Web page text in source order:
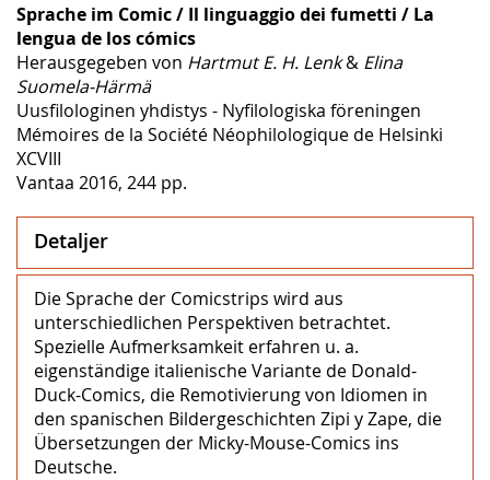
Sprache im Comic / Il linguaggio dei fumetti / La
lengua de los cómics
Herausgegeben von Hartmut E. H. Lenk& Elina
Suomela-Härmä
Uusfilologinen yhdistys - Nyfilologiska föreningen
Mémoires de la Société Néophilologique de Helsinki
XCVIII
Vantaa 2016, 244 pp.
Detaljer
Die Sprache der Comicstrips wird aus
unterschiedlichen Perspektiven betrachtet.
Spezielle Aufmerksamkeit erfahren u. a.
eigenständige italienische Variante de Donald-
Duck-Comics, die Remotivierung von Idiomen in
den spanischen Bildergeschichten Zipi y Zape, die
Übersetzungen der Micky-Mouse-Comics ins
Deutsche.